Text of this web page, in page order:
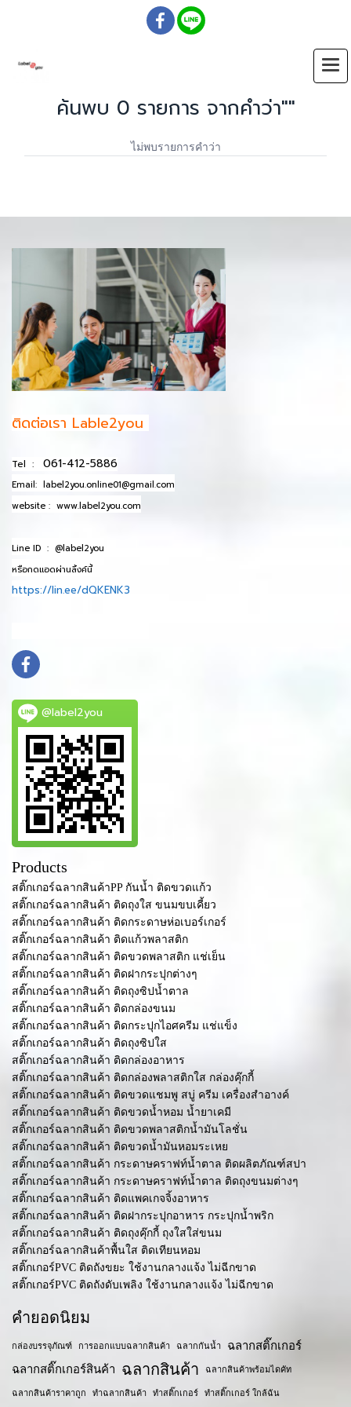
ค้นพบ 0 รายการ จากคำว่า""
ไม่พบรายการคำว่า
ติดต่อเรา Lable2you
Tel : 061-412-5886
Email: label2you.online01@gmail.com
website : www.label2you.com
Line ID : @label2you
หรือกดแอดผ่านลิ้งค์นี้
https://lin.ee/dQKENK3
@label2you
Products
สติ๊กเกอร์ฉลากสินค้าPP กันน้ำ ติดขวดแก้ว
สติ๊กเกอร์ฉลากสินค้า ติดถุงใส ขนมขบเคี้ยว
สติ๊กเกอร์ฉลากสินค้า ติดกระดาษห่อเบอร์เกอร์
สติ๊กเกอร์ฉลากสินค้า ติดแก้วพลาสติก
สติ๊กเกอร์ฉลากสินค้า ติดขวดพลาสติก แช่เย็น
สติ๊กเกอร์ฉลากสินค้า ติดฝากระปุกต่างๆ
สติ๊กเกอร์ฉลากสินค้า ติดถุงซิปน้ำตาล
สติ๊กเกอร์ฉลากสินค้า ติดกล่องขนม
สติ๊กเกอร์ฉลากสินค้า ติดกระปุกไอศครีม แช่แข็ง
สติ๊กเกอร์ฉลากสินค้า ติดถุงซิปใส
สติ๊กเกอร์ฉลากสินค้า ติดกล่องอาหาร
สติ๊กเกอร์ฉลากสินค้า ติดกล่องพลาสติกใส กล่องคุ๊กกี้
สติ๊กเกอร์ฉลากสินค้า ติดขวดแชมพู สบู่ ครีม เครื่องสำอางค์
สติ๊กเกอร์ฉลากสินค้า ติดขวดน้ำหอม น้ำยาเคมี
สติ๊กเกอร์ฉลากสินค้า ติดขวดพลาสติกน้ำมันโลชั่น
สติ๊กเกอร์ฉลากสินค้า ติดขวดน้ำมันหอมระเหย
สติ๊กเกอร์ฉลากสินค้า กระดาษคราฟท์น้ำตาล ติดผลิตภัณฑ์สปา
สติ๊กเกอร์ฉลากสินค้า กระดาษคราฟท์น้ำตาล ติดถุงขนมต่างๆ
สติ๊กเกอร์ฉลากสินค้า ติดแพคเกจจิ้งอาหาร
สติ๊กเกอร์ฉลากสินค้า ติดฝากระปุกอาหาร กระปุกน้ำพริก
สติ๊กเกอร์ฉลากสินค้า ติดถุงคุ๊กกี้ ถุงใสใส่ขนม
สติ๊กเกอร์ฉลากสินค้าพื้นใส ติดเทียนหอม
สติ๊กเกอร์PVC ติดถังขยะ ใช้งานกลางแจ้ง ไม่ฉีกขาด
สติ๊กเกอร์PVC ติดถังดับเพลิง ใช้งานกลางแจ้ง ไม่ฉีกขาด
คำยอดนิยม
กล่องบรรจุภัณฑ์ การออกแบบฉลากสินค้า ฉลากกันน้ำ
ฉลากสติ๊กเกอร์
ฉลากสติ๊กเกอร์สินค้า
ฉลากสินค้า ฉลากสินค้าพร้อมไดคัท
ฉลากสินค้าราคาถูก ทำฉลากสินค้า ทำสติ๊กเกอร์ ทำสติ๊กเกอร์ ใกล้ฉัน